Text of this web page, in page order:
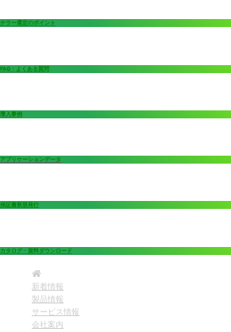
チラー選定のポイント
FAQ：よくある質問
導入事例
アプリケーションデータ
保証書新規発行
カタログ・資料ダウンロード
新着情報
製品情報
サービス情報
会社案内